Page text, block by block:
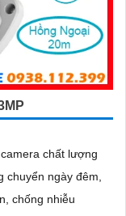
chất lượng
chuyển ngày đêm,
chống nhiễu